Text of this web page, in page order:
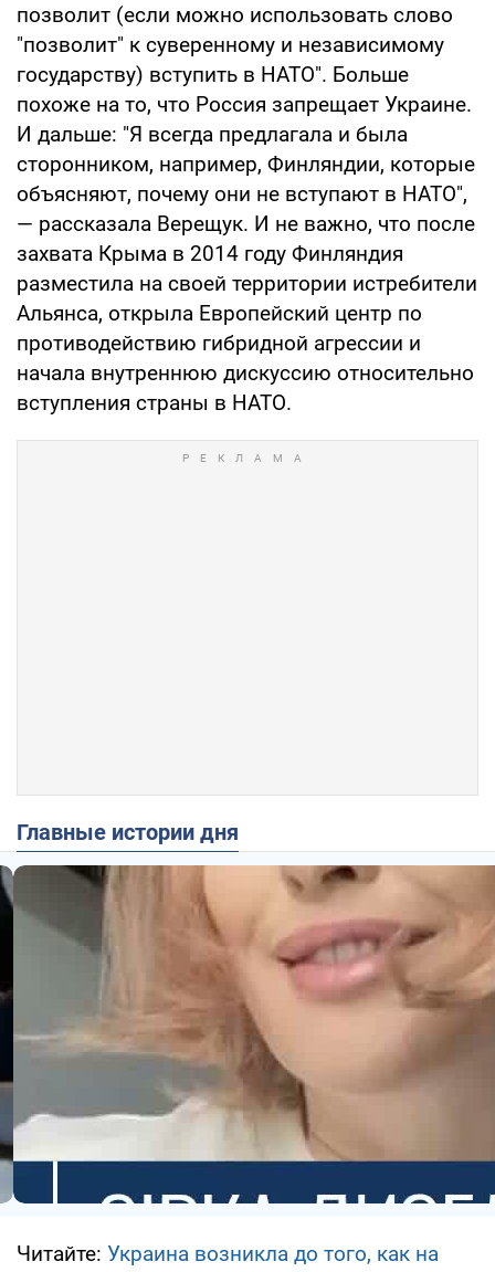
позволит (если можно использовать слово
"позволит" к суверенному и независимому
государству) вступить в НАТО". Больше
похоже на то, что Россия запрещает Украине.
И дальше: "Я всегда предлагала и была
сторонником, например, Финляндии, которые
объясняют, почему они не вступают в НАТО",
— рассказала Верещук. И не важно, что после
захвата Крыма в 2014 году Финляндия
разместила на своей территории истребители
Альянса, открыла Европейский центр по
противодействию гибридной агрессии и
начала внутреннюю дискуссию относительно
вступления страны в НАТО.
Главные истории дня
Читайте: Украина возникла до того, как на